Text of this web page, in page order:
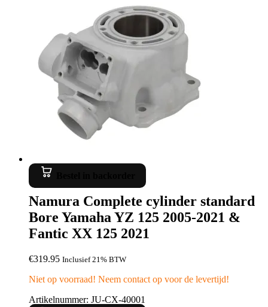
Namura Complete cylinder standard
Bore Yamaha YZ 125 2005-2021 &
Fantic XX 125 2021
€319.95 Inclusief 21% BTW
Niet op voorraad! Neem contact op voor de levertijd!
Artikelnummer: JU-CX-40001